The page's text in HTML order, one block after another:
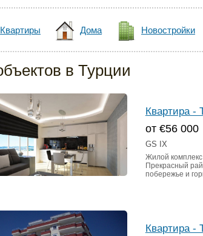
Квартиры Дома Новостройки
в Турции
Квартира -
от €56 000
GS IX
Жилой
Прекрасный
побережье и
Квартира -